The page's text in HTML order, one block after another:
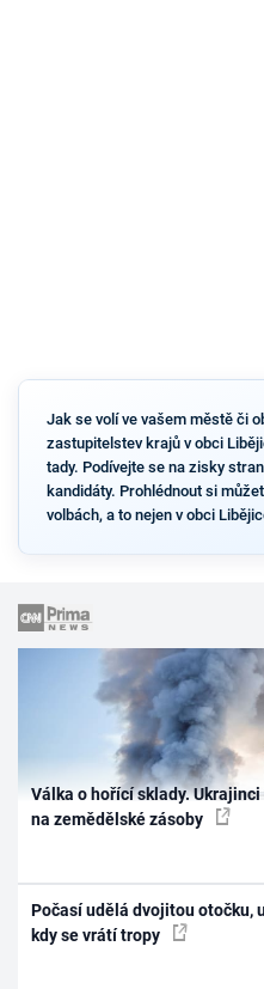
Jak se volí ve vašem městě či
zastupitelstev krajů v obci
tady. Podívejte se na zisky
kandidáty. Prohlédnout si
volbách, a to nejen v obci
Válka o hořící sklady.
na zemědělské zásoby
Počasí udělá dvojitou otočku,
kdy se vrátí tropy